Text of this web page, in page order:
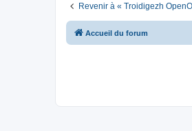
Revenir à « Troidigezh
Accueil du forum